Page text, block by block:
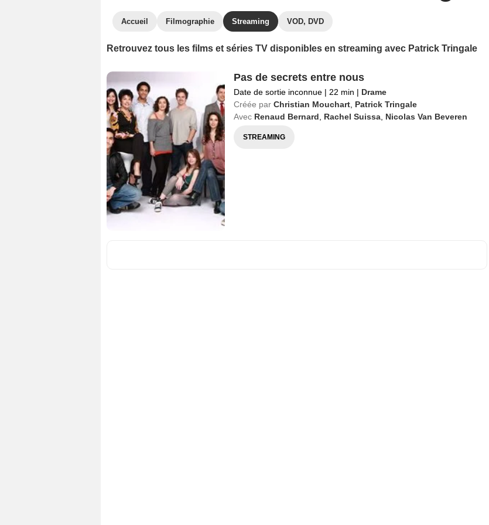
Accueil Filmographie Streaming VOD, DVD
Retrouvez tous les films et séries TV disponibles en streaming avec Patrick Tringale
Pas de secrets entre nous
Date de sortie inconnue | 22 min | Drame
Créée par Christian Mouchart, Patrick Tringale
Avec Renaud Bernard Rachel Suissa, Nicolas Van Beveren
STREAMING